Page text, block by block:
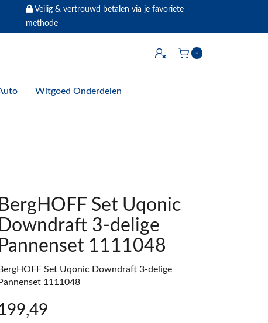
Veilig & vertrouwd betalen via je favoriete
methode
Inloggen -
Witgoed Onderdelen
BergHOFF Set Uqonic
Downdraft 3-delige
Pannenset 1111048
BergHOFF Set Uqonic Downdraft 3-delige
Pannenset 1111048
,49